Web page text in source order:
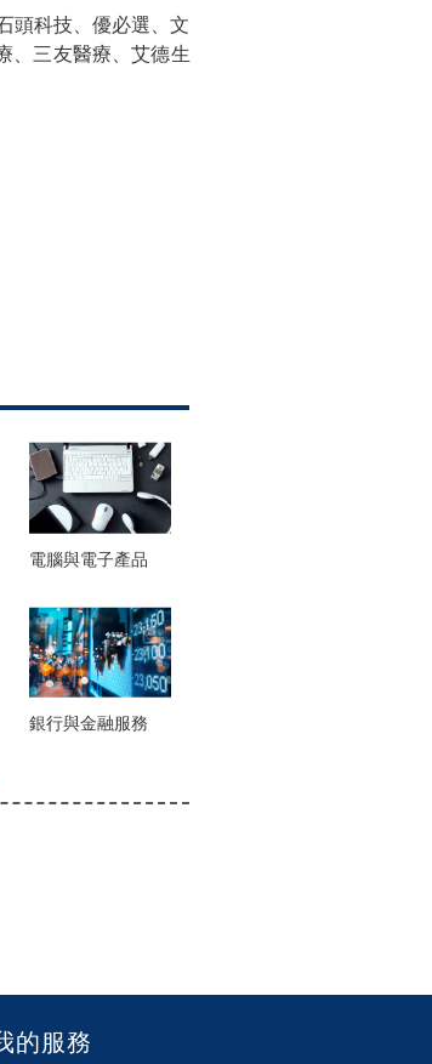
頭科技、優必選、文
、三友醫療、艾德生
電腦與電子產品
銀行與金融服務
的服務